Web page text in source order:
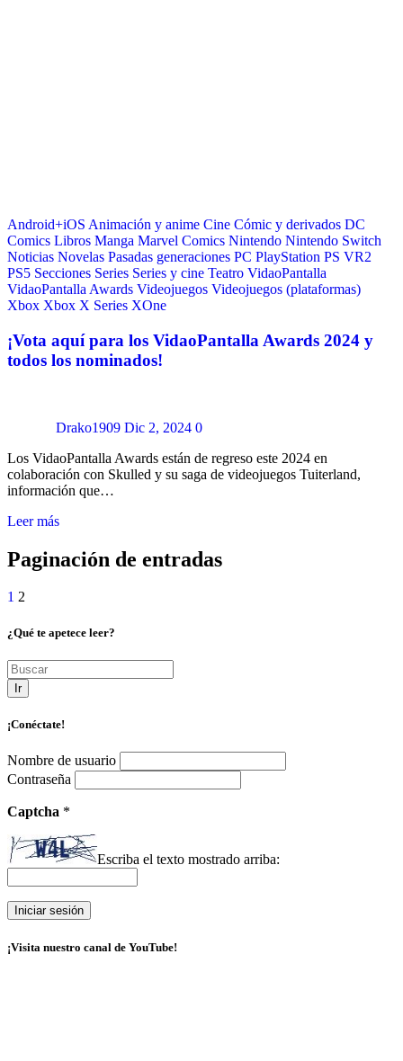
Android+iOS Animación y anime Cine Cómic y derivados DC
Comics Libros Manga Marvel Comics Nintendo Nintendo Switch
Noticias Novelas Pasadas generaciones PC PlayStation PS VR2
PS5 Secciones Series Series y cine Teatro VidaoPantalla
VidaoPantalla Awards Videojuegos Videojuegos (plataformas)
Xbox Xbox X Series XOne
¡Vota aquí para los VidaoPantalla Awards 2024 y
todos los nominados!
Drako1909 Dic 2, 2024 0
Los VidaoPantalla Awards están de regreso este 2024 en
colaboración con Skulled y su saga de videojuegos Tuiterland,
información que…
Leer más
Paginación de entradas
1 2
¿Qué te apetece leer?
Ir
¡Conéctate!
Nombre de usuario
Contraseña
Captcha *
Escriba el texto mostrado arriba:
¡Visita nuestro canal de YouTube!